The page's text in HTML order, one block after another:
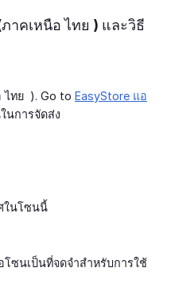
าคเหนือ ไทย ) และวิธี
ไทย ). Go to EasyStore แอ
นการจัดส่ง
ในโซนนี้
โซนเป็นที่จดจำสำหรับการใช้